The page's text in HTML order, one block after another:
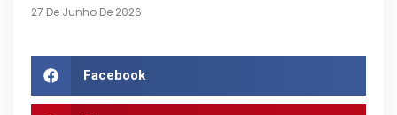
27 De Junho De 2026
Facebook